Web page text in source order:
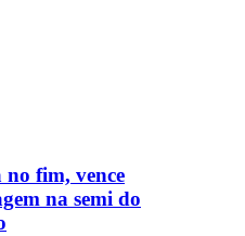
fim, vence
na semi do